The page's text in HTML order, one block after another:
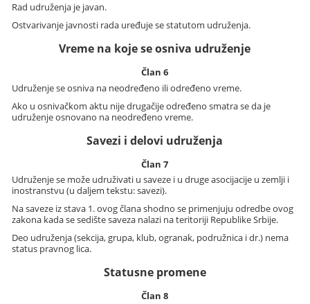
Rad udruženja je javan.
Ostvarivanje javnosti rada uređuje se statutom udruženja.
Vreme na koje se osniva udruženje
Član 6
Udruženje se osniva na neodređeno ili određeno vreme.
Ako u osnivačkom aktu nije drugačije određeno smatra se da je
udruženje osnovano na neodređeno vreme.
Savezi i delovi udruženja
Član 7
Udruženje se može udruživati u saveze i u druge asocijacije u zemlji i
inostranstvu (u daljem tekstu: savezi).
Na saveze iz stava 1. ovog člana shodno se primenjuju odredbe ovog
zakona kada se sedište saveza nalazi na teritoriji Republike Srbije.
Deo udruženja (sekcija, grupa, klub, ogranak, podružnica i dr.) nema
status pravnog lica.
Statusne promene
Član 8